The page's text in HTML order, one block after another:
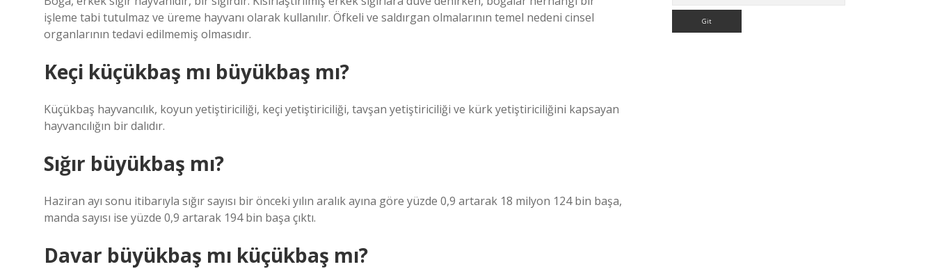
işleme tabi tutulmaz ve üreme hayvanı olarak kullanılır. Öfkeli ve saldırgan olmalarının temel nedeni cinsel
organlarının tedavi edilmemiş olmasıdır.
Keçi küçükbaş mı büyükbaş mı?
Küçükbaş hayvancılık, koyun yetiştiriciliği, keçi yetiştiriciliği, tavşan yetiştiriciliği ve kürk yetiştiriciliğini kapsayan
hayvancılığın bir dalıdır.
Sığır büyükbaş mı?
Haziran ayı sonu itibarıyla sığır sayısı bir önceki yılın aralık ayına göre yüzde 0,9 artarak 18 milyon 124 bin başa,
manda sayısı ise yüzde 0,9 artarak 194 bin başa çıktı.
Davar büyükbaş mı küçükbaş mı?